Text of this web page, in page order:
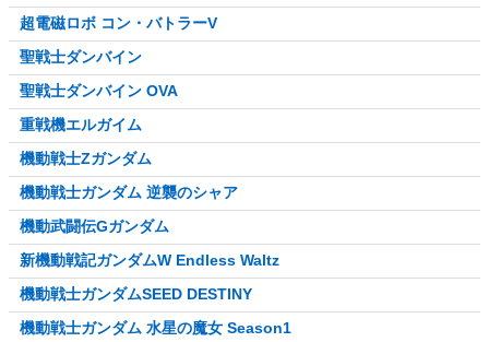
超電磁ロボ コン・バトラーV
聖戦士ダンバイン
聖戦士ダンバイン OVA
重戦機エルガイム
機動戦士Ζガンダム
機動戦士ガンダム 逆襲のシャア
機動武闘伝Gガンダム
新機動戦記ガンダムW Endless Waltz
機動戦士ガンダムSEED DESTINY
機動戦士ガンダム 水星の魔女 Season1